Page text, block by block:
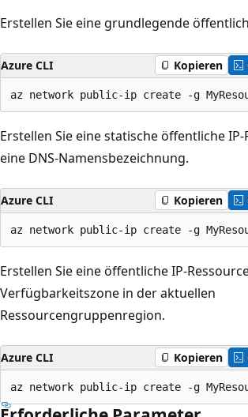
Erstellen Sie eine grundlegende
Azure CLI Kopieren
az network public-ip create -g
Erstellen Sie eine statische öffentliche
eine DNS-Namensbezeichnung.
Azure CLI Kopieren
az network public-ip create -g
Erstellen Sie eine öffentliche IP-
Verfügbarkeitszone in der aktuellen
Ressourcengruppenregion.
Azure CLI Kopieren
az network public-ip create -g